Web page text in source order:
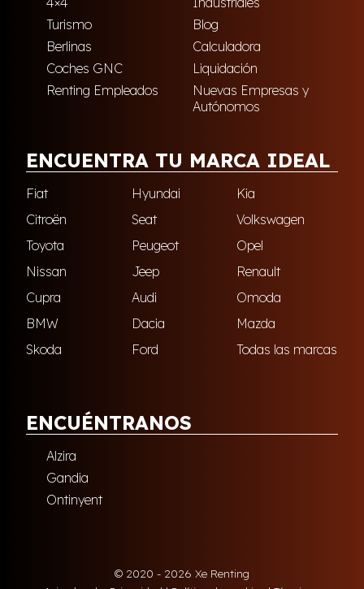
Turismo
Blog
Berlinas
Calculadora
Coches GNC
Liquidación
Renting Empleados
Nuevas Empresas y
Autónomos
ENCUENTRA TU MARCA IDEAL
Fiat Hyundai
Kia
Citroën
Seat
Volkswagen
Toyota
Peugeot
Opel
Nissan
Jeep
Renault
Cupra
Audi
Omoda
BMW
Dacia
Mazda
Skoda
Ford Todas las marcas
ENCUÉNTRANOS
Alzira
Gandia
Ontinyent
© 2020 - 2026 Xe Renting